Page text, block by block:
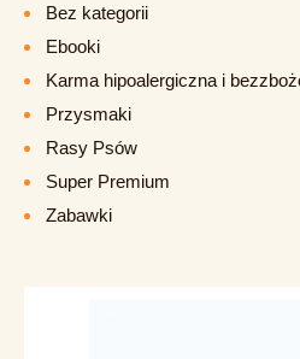
Bez kategorii
Ebooki
Karma hipoalergiczna i
Przysmaki
Rasy Psów
Super Premium
Zabawki